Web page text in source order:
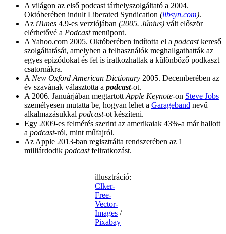
A világon az első podcast tárhelyszolgáltató a 2004.
Októberében indult Liberated Syndication (libsyn.com).
Az iTunes 4.9-es verziójában (2005. Június) vált először
elérhetővé a Podcastmenüpont.
A Yahoo.com 2005. Októberében indította el a podcastkereső
szolgáltatását, amelyben a felhasználók meghallgathatták az
egyes epizódokat és fel is iratkozhattak a különböző podkaszt
csatornákra.
A New Oxford American Dictionary 2005. Decemberében az
év szavának választotta a podcast-ot.
A 2006. Januárjában megtartott Apple Keynote-on Steve Jobs
személyesen mutatta be, hogyan lehet a Garageband nevű
alkalmazásukkal podcast-ot készíteni.
Egy 2009-es felmérés szerint az amerikaiak 43%-a már hallott
a podcast-ról, mint műfajról.
Az Apple 2013-ban regisztrálta rendszerében az 1
milliárdodik podcastfeliratkozást.
illusztráció:
Clker-
Free-
Vector-
Images /
Pixabay